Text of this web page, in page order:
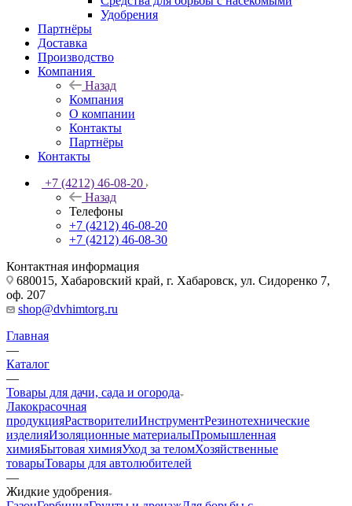
Удобрения
Партнёры
Доставка
Производство
Компания
Назад
Компания
О компании
Контакты
Партнёры
Контакты
+7 (4212) 46-08-20
Назад
Телефоны
+7 (4212) 46-08-20
+7 (4212) 46-08-30
Контактная информация
680015, Хабаровский край, г. Хабаровск, ул. Сидоренко 7,
оф. 207
shop@dvhimtorg.ru
Главная
—
Каталог
—
Товары для дачи, сада и огорода
Лакокрасочная
продукцияРастворителиИнструментРезинотехнические
изделияИзоляционные материалыПромышленная
химияБытовая химияУход за теломХозяйственные
товарыТовары для автолюбителей
—
Жидкие удобрения